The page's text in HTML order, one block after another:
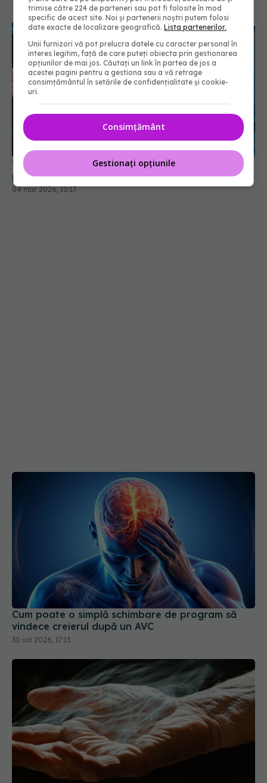
Testul simplu care prezice Alzheimer înainte de
pierderea memoriei
04 mar 2026, 10:17
Cum poate o simplă schimbare de program să
vindece creierul după un AVC
30 iun 2026, 17:13
trimise către 224 de parteneri sau pot fi folosite în mod
specific de acest site. Noi și partenerii noștri putem folosi
date exacte de localizare geografică.Lista partenerilor.
Unii furnizori vă pot prelucra datele cu caracter personal în
interes legitim, față de care puteți obiecta prin gestionarea
opțiunilor de mai jos. Căutați un link în partea de jos a
acestei pagini pentru a gestiona sau a vă retrage
consimțământul în setările de confidențialitate și cookie-
uri.
Consimțământ
Gestionați opțiunile